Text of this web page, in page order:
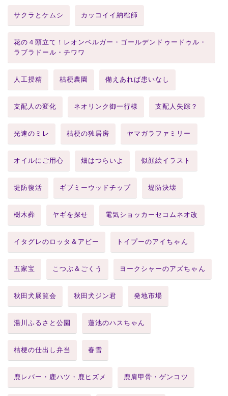
サクラとケムシ カッコイイ納棺師
花の４頭立て！レオンベルガー・ゴールデンドゥードゥル・
ラブラドール・チワワ
人工授精 桔梗農園 備えあれば患いなし
支配人の変化 ネオリンク御一行様 支配人失踪？
光速のミレ 桔梗の独居房 ヤマガラファミリー
オイルにご用心 畑はつらいよ 似顔絵イラスト
堤防復活 ギブミーウッドチップ 堤防決壊
樹木葬 ヤギを探せ 電気ショッカーセコムネオ改
イタグレのロッタ＆アビー トイプーのアイちゃん
五家宝 こつぶ＆ごくう ヨークシャーのアズちゃん
秋田犬展覧会 秋田犬ジン君 発地市場
湯川ふるさと公園 蓮池のハスちゃん
桔梗の仕出し弁当 春雪
鹿レバー・鹿ハツ・鹿ヒズメ 鹿肩甲骨・ゲンコツ